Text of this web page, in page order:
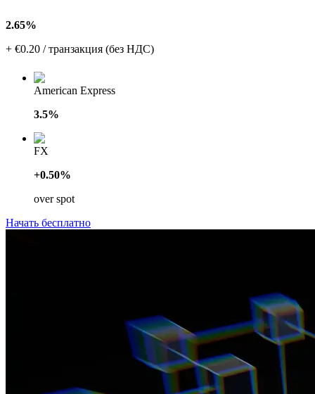
2.65%
+ €0.20 / транзакция (без НДС)
American Express
3.5%
FX
+0.50%
over spot
Начать бесплатно